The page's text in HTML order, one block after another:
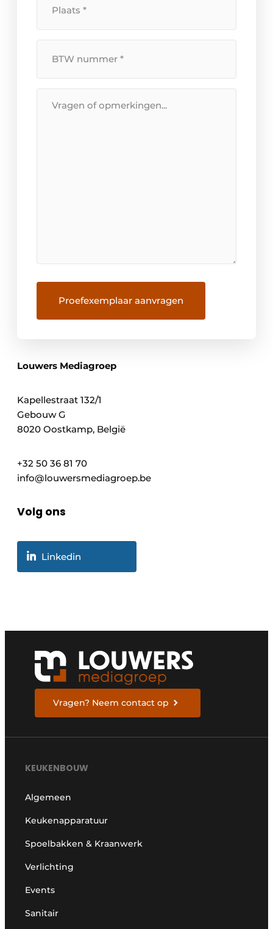
Nummer
*
Louwers Mediagroep
Kapellestraat 132/1
Gebouw G
8020 Oostkamp, België
+32 50 36 81 70
info@louwersmediagroep.be
Volg ons
Linkedin
Vragen? Neem contact op
KEUKENBOUW
Algemeen
Keukenapparatuur
Spoelbakken & Kraanwerk
Verlichting
Events
Sanitair